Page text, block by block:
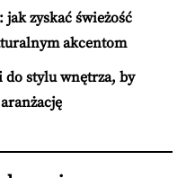
zyskać świeżość
akcentom
do stylu wnętrza, by